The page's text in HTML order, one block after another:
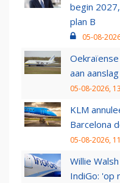
begin
plan B
05-08-
aan
05-08-2026,
KLM
Barcelona
05-08-2026,
Willie
IndiGo: 'op